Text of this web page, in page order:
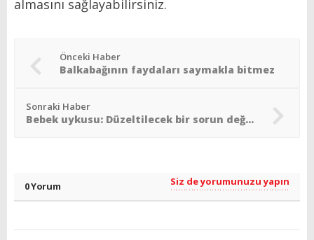
almasını sağlayabilirsiniz.
Önceki Haber
Balkabağının faydaları saymakla bitmez
Sonraki Haber
Bebek uykusu: Düzeltilecek bir sorun değil, olgunlaşan bir süreç
0 Yorum Siz de yorumunuzu yapın